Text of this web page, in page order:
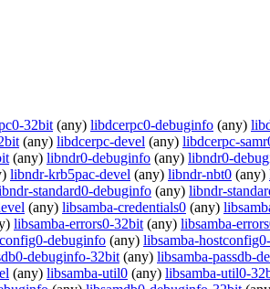
32bit (any) libdcerpc0-debuginfo (any)
(any) libdcerpc-devel (any) libdcerpc-
(any) libndr0-debuginfo (any) libndr0-
libndr-krb5pac-devel (any) libndr-nbt0 (any)
standard0-debuginfo (any) libndr-
(any) libsamba-credentials0 (any)
libsamba-errors0-32bit (any) libsamba-
debuginfo (any) libsamba-
debuginfo-32bit (any) libsamba-passdb-
(any) libsamba-util0 (any) libsamba-util0-